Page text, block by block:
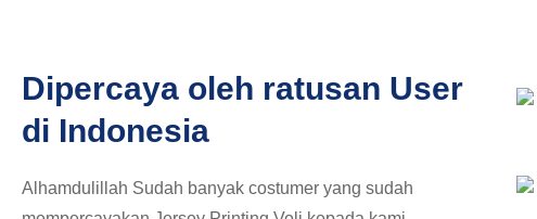
Dipercaya oleh ratusan User
di Indonesia
Alhamdulillah Sudah banyak costumer yang sudah